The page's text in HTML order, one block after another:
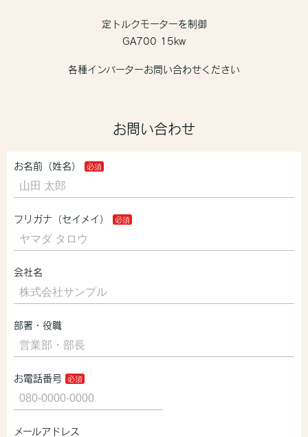
定トルクモーターを制御
GA700 15kw
各種インバーターお問い合わせください
お問い合わせ
お名前（姓名）
フリガナ（セイメイ）
会社名
部署・役職
お電話番号
メールアドレス